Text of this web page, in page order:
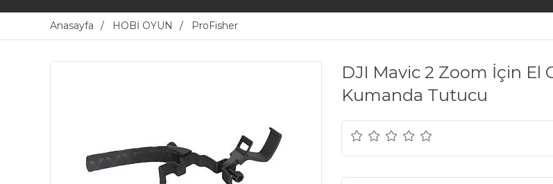
Anasayfa HOBİ OYUN ProFisher
DJI Mavic 2 Zoom İçin El
Kumanda Tutucu